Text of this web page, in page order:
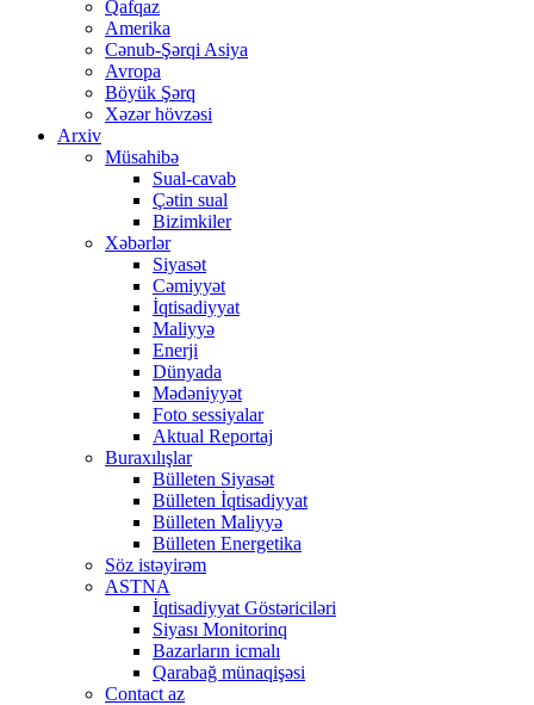
Qafqaz
Amerika
Cənub-Şərqi Asiya
Avropa
Böyük Şərq
Xəzər hövzəsi
Arxiv
Müsahibə
Sual-cavab
Çətin sual
Bizimkiler
Xəbərlər
Siyasət
Cəmiyyət
İqtisadiyyat
Maliyyə
Enerji
Dünyada
Mədəniyyət
Foto sessiyalar
Aktual Reportaj
Buraxılışlar
Bülleten Siyasət
Bülleten İqtisadiyyat
Bülleten Maliyyə
Bülleten Energetika
Söz istəyirəm
ASTNA
İqtisadiyyat Göstəriciləri
Siyası Monitorinq
Bazarların icmalı
Qarabağ münaqişəsi
Contact az